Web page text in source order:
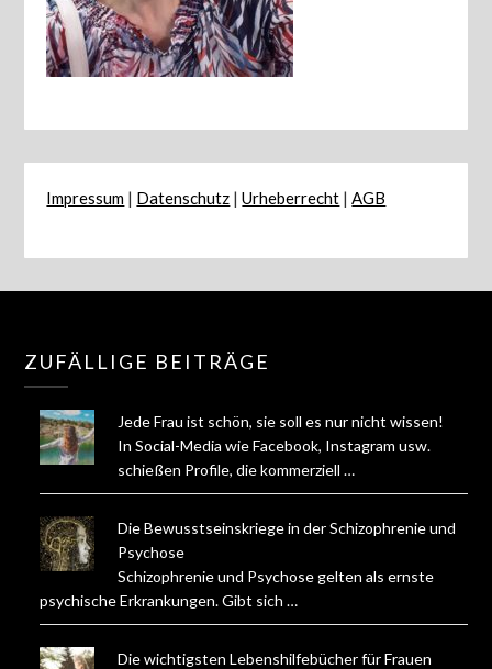
Impressum | Datenschutz |Urheberrecht |AGB
ZUFÄLLIGE BEITRÄGE
Jede Frau ist schön, sie soll es nur nicht wissen!
In Social-Media wie Facebook, Instagram usw.
schießen Profile, die kommerziell …
Die Bewusstseinskriege in der Schizophrenie und
Psychose
Schizophrenie und Psychose gelten als ernste
psychische Erkrankungen. Gibt sich …
Die wichtigsten Lebenshilfebücher für Frauen